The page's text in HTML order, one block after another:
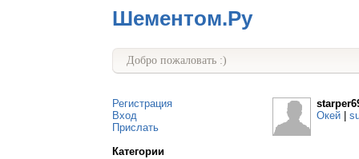
Шементом.Ру
Добро пожаловать :)
Регистрация
Вход
Прислать
Категории
Окей